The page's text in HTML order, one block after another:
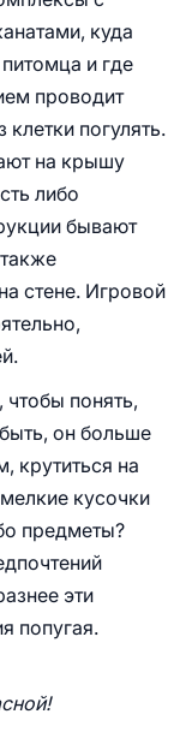
куда
и где
проводит
погулять.
на крышу
либо
бывают
стене. Игровой
понять,
он больше
крутиться на
кусочки
предметы?
эти
попугая.